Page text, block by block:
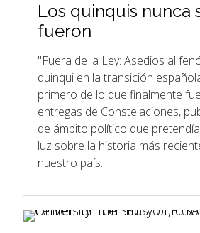
Los quinquis nunca
fueron
"Fuera de la Ley: Asedios al
quinqui en la transición
primero de lo que finalmente
entregas de Constelaciones,
de ámbito político que
luz sobre la historia más
nuestro país.